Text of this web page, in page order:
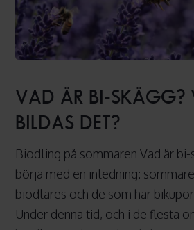
är
skägg?
Varför
bildas
det?
VAD ÄR BI-SKÄGG?
BILDAS DET?
Biodling på sommaren Vad är bi-
börja med en inledning:
biodlares och de som har
Under denna tid, och i de flesta